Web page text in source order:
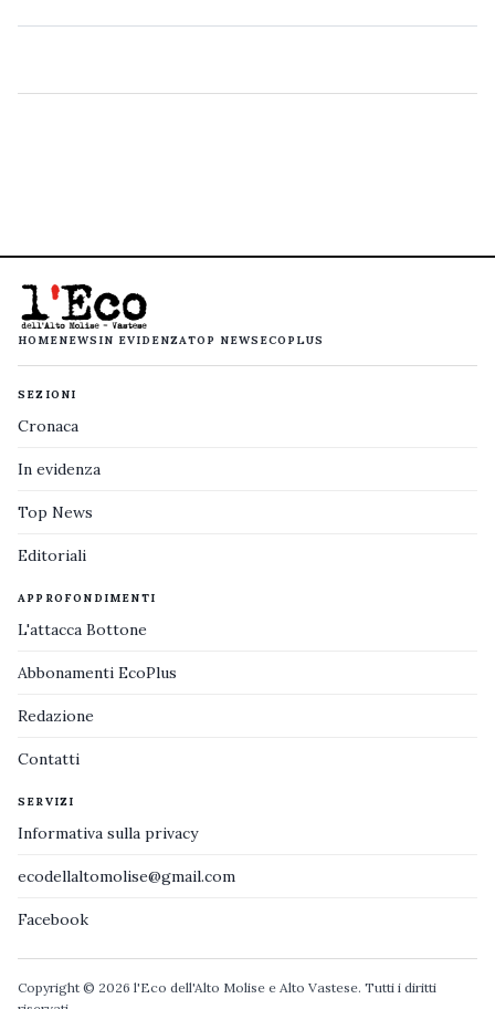
HOMENEWS IN EVIDENZATOP NEWS ECOPLUS
SEZIONI
Cronaca
In evidenza
Top News
Editoriali
APPROFONDIMENTI
L'attacca Bottone
Abbonamenti EcoPlus
Redazione
Contatti
SERVIZI
Informativa sulla privacy
ecodellaltomolise@gmail.com
Facebook
Copyright © 2026 l'Eco dell'Alto Molise e Alto Vastese. Tutti i diritti